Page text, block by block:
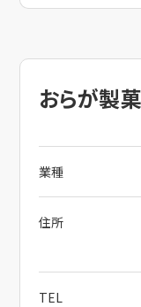
おらが製菓
業種
住所
TEL